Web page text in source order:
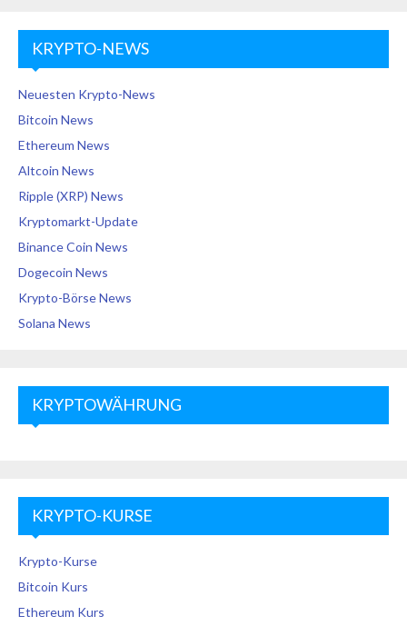
KRYPTO-NEWS
Neuesten Krypto-News
Bitcoin News
Ethereum News
Altcoin News
Ripple (XRP) News
Kryptomarkt-Update
Binance Coin News
Dogecoin News
Krypto-Börse News
Solana News
KRYPTOWÄHRUNG
KRYPTO-KURSE
Krypto-Kurse
Bitcoin Kurs
Ethereum Kurs